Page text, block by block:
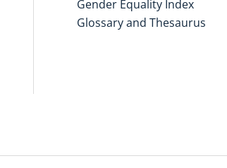
Gender Equality Index
Glossary and Thesaurus